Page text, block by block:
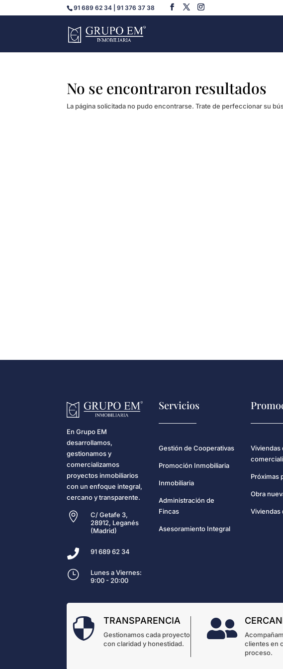
91 689 62 34 | 91 376 37 38
No se encontraron resultados
La página solicitada no pudo encontrarse. Trate de perfeccionar su
En Grupo EM
desarrollamos,
gestionamos y
comercializamos
proyectos inmobiliarios
con un enfoque integral,
cercano y transparente.

C/ Getafe 3,
28912, Leganés
(Madrid)
 91 689 62 34
}
Lunes a Viernes:
9:00 - 20:00
Servicios
Gestión de Cooperativas
Promoción Inmobiliaria
Inmobiliaria
Administración de
Fincas
Asesoramiento Integral
Viviendas
Próximas
Obra
Viviendas
 TRANSPARENCIA
Gestionamos cada proyecto
con claridad y honestidad.

clientes en
proceso.